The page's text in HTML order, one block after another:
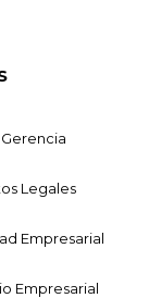
Legales
Empresarial
Empresarial